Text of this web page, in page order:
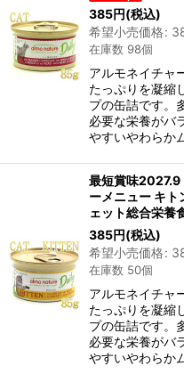
385円(税込)
希望小売価格:
在庫数 98個
アルモネイチャ
たっぷりを凝縮
プの缶詰です。
必要な栄養がバ
やすいやわらか
最短賞味2027.9
ーメニュー キ
ェット総合栄
385円(税込)
希望小売価格:
在庫数 50個
アルモネイチャ
たっぷりを凝縮
プの缶詰です。
必要な栄養がバ
やすいやわらか